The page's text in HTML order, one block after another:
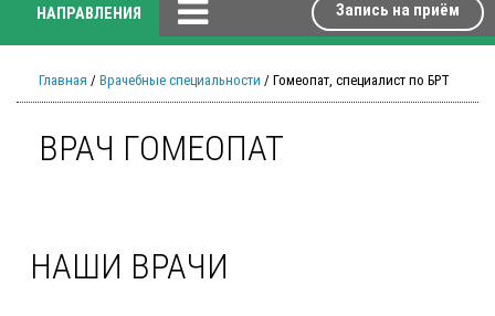
НАПРАВЛЕНИЯ Запись на приём
Главная / Врачебные специальности / Гомеопат, специалист по БРТ
ВРАЧ ГОМЕОПАТ
НАШИ ВРАЧИ